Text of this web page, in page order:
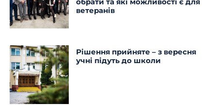
обрати та які можливості є для
ветеранів
Рішення прийняте – з вересня
учні підуть до школи